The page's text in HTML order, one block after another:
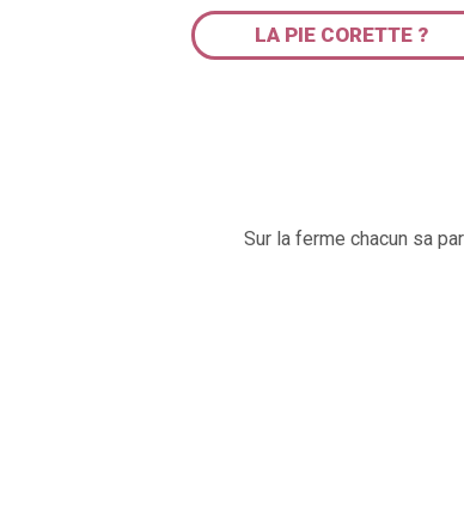
LA PIE CORETTE ?
Sur la ferme chacun sa